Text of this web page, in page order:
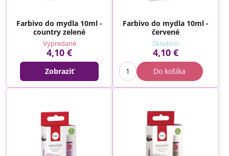
Farbivo do mydla 10ml -
country zelené
Vypredané
4,10 €
Zobraziť
Farbivo do mydla 10ml -
červené
Skladom
4,10 €
Do košíka